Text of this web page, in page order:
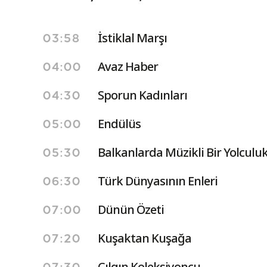
03:58 İstiklal Marşı
04:00 Avaz Haber
04:30 Sporun Kadınları
05:00 Endülüs
05:30 Balkanlarda Müzikli Bir
06:30 Türk Dünyasının Enleri
07:00 Dünün Özeti
07:20 Kuşaktan Kuşağa